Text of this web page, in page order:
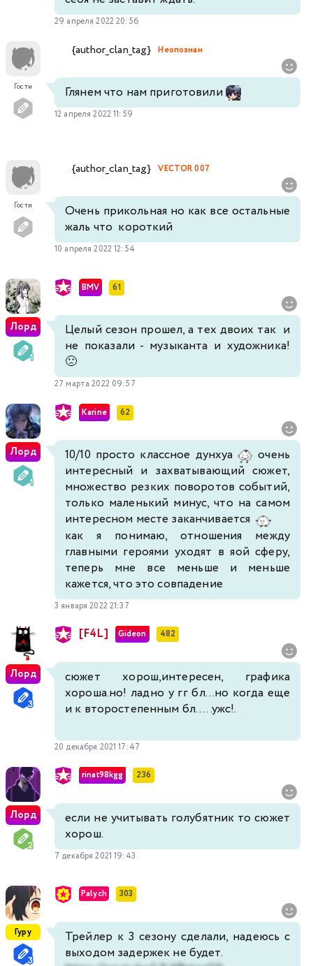
29 апреля 2022 20:56
Гости
{author_clan_tag} Неопознан
Глянем что нам приготовили
12 апреля 2022 11:59
Гости
{author_clan_tag} VECTOR 007
Очень прикольная но как все остальные
жаль что короткий
10 апреля 2022 12:54
Лорд
BMV 61
Целый сезон прошел, а тех двоих так и
не показали - музыканта и художника!
🙁
27 марта 2022 09:57
Лорд
Karine 62
10/10 просто классное дунхуа
очень
интересный и захватывающий сюжет,
множество резких поворотов событий,
только маленький минус, что на самом
интересном месте заканчивается
как я понимаю, отношения между
главными героями уходят в яой сферу,
теперь мне все меньше и меньше
кажется, что это совпадение
3 января 2022 21:37
Лорд
[F4L] Gideon 482
сюжет хорош,интересен, графика
хороша.но! ладно у гг бл...но когда еще
и к второстепенным бл.....ужс!.
20 декабря 2021 17:47
Лорд
rinat98kgg 236
если не учитывать голубятник то сюжет
хорош.
7 декабря 2021 19:43
Гуру
Palych 303
Трейлер к 3 сезону сделали, надеюсь с
выходом задержек не будет.